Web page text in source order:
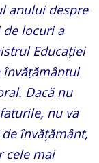
anului despre
de locuri a
Educației
învățământul
Dacă nu
nu va
învățământ,
cele mai